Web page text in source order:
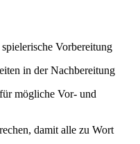
Vorbereitung
in der Nachbereitung
mögliche Vor- und
damit alle zu Wort